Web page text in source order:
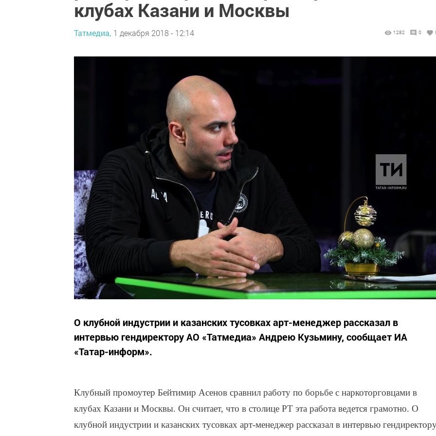
клубах Казани и Москвы
Татмедиа, 1 декабря 2018 - 12:14 1282 0
О клубной индустрии и казанских тусовках арт-менеджер рассказал в
интервью гендиректору АО «Татмедиа» Андрею Кузьмину, сообщает ИА
«Татар-информ».
Клубный промоутер Бейтимир Асенов сравнил работу по борьбе с наркоторговцами в
клубах Казани и Москвы. Он считает, что в столице РТ эта работа ведется грамотно. О
клубной индустрии и казанских тусовках арт-менеджер рассказал в интервью